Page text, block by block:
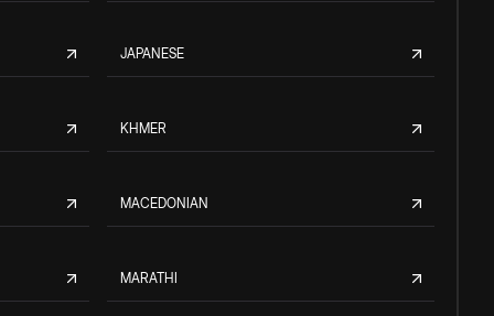
JAPANESE
KHMER
MACEDONIAN
MARATHI